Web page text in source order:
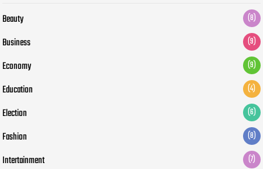
Beauty (8)
Business (9)
Economy (9)
Education (4)
Election (6)
Fashion (8)
Intertainment (7)